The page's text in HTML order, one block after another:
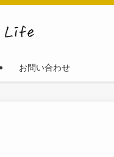
お問い合わせ